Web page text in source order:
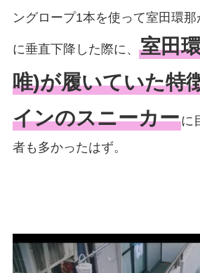
ングロープ1本を使って室田環
に垂直下降した際に、 室田
唯)が履いていた特
インのスニーカーに
者も多かったはず。